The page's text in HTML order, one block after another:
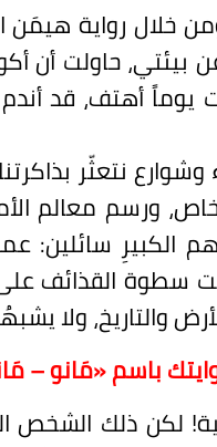
خلال رواية هيمَن
عن بيئتي، حاولت
يوماً أهتف، قد
نتعثّر
ورسم معالم
الكبيرِ سائلين:
سطوة القذائف
والتاريخ، ولا
باسم «مَانو –
لكن ذلك الشخص